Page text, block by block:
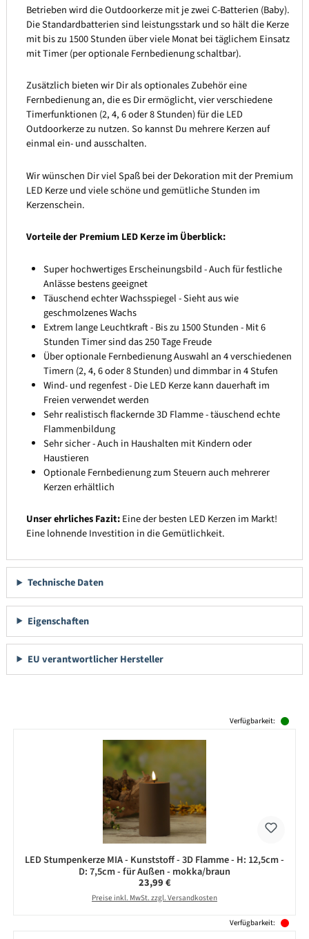
Betrieben wird die Outdoorkerze mit je zwei C-Batterien (Baby).
Die Standardbatterien sind leistungsstark und so hält die Kerze
mit bis zu 1500 Stunden über viele Monat bei täglichem Einsatz
mit Timer (per optionale Fernbedienung schaltbar).
Zusätzlich bieten wir Dir als optionales Zubehör eine
Fernbedienung an, die es Dir ermöglicht, vier verschiedene
Timerfunktionen (2, 4, 6 oder 8 Stunden) für die LED
Outdoorkerze zu nutzen. So kannst Du mehrere Kerzen auf
einmal ein- und ausschalten.
Wir wünschen Dir viel Spaß bei der Dekoration mit der Premium
LED Kerze und viele schöne und gemütliche Stunden im
Kerzenschein.
Vorteile der Premium LED Kerze im Überblick:
Super hochwertiges Erscheinungsbild - Auch für festliche
Anlässe bestens geeignet
Täuschend echter Wachsspiegel - Sieht aus wie
geschmolzenes Wachs
Extrem lange Leuchtkraft - Bis zu 1500 Stunden - Mit 6
Stunden Timer sind das 250 Tage Freude
Über optionale Fernbedienung Auswahl an 4 verschiedenen
Timern (2, 4, 6 oder 8 Stunden) und dimmbar in 4 Stufen
Wind- und regenfest - Die LED Kerze kann dauerhaft im
Freien verwendet werden
Sehr realistisch flackernde 3D Flamme - täuschend echte
Flammenbildung
Sehr sicher - Auch in Haushalten mit Kindern oder
Haustieren
Optionale Fernbedienung zum Steuern auch mehrerer
Kerzen erhältlich
Unser ehrliches Fazit:Eine der besten LED Kerzen im Markt!
Eine lohnende Investition in die Gemütlichkeit.
Technische Daten
Eigenschaften
EU verantwortlicher Hersteller
Verfügbarkeit:
LED Stumpenkerze MIA - Kunststoff - 3D Flamme - H: 12,5cm -
D: 7,5cm - für Außen - mokka/braun
Regulärer Preis:
23,99 €
Preise inkl. MwSt. zzgl. Versandkosten
Verfügbarkeit: